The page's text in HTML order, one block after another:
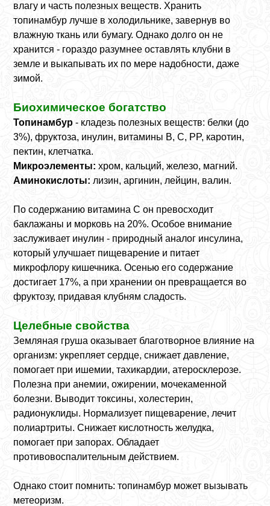
влагу и часть полезных веществ. Хранить
топинамбур лучше в холодильнике, завернув во
влажную ткань или бумагу. Однако долго он не
хранится - гораздо разумнее оставлять клубни в
земле и выкапывать их по мере надобности, даже
зимой.
Биохимическое богатство
Топинамбур - кладезь полезных веществ: белки (до
3%), фруктоза, инулин, витамины B, C, PP, каротин,
пектин, клетчатка.
Микроэлементы: хром, кальций, железо, магний.
Аминокислоты: лизин, аргинин, лейцин, валин.
По содержанию витамина C он превосходит
баклажаны и морковь на 20%. Особое внимание
заслуживает инулин - природный аналог инсулина,
который улучшает пищеварение и питает
микрофлору кишечника. Осенью его содержание
достигает 17%, а при хранении он превращается во
фруктозу, придавая клубням сладость.
Целебные свойства
Земляная груша оказывает благотворное влияние на
организм: укрепляет сердце, снижает давление,
помогает при ишемии, тахикардии, атеросклерозе.
Полезна при анемии, ожирении, мочекаменной
болезни. Выводит токсины, холестерин,
радионуклиды. Нормализует пищеварение, лечит
полиартриты. Снижает кислотность желудка,
помогает при запорах. Обладает
противовоспалительным действием.
Однако стоит помнить: топинамбур может вызывать
метеоризм.